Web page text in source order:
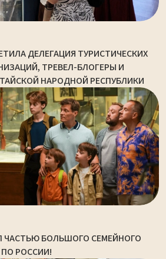
ДЕЛЕГАЦИЯ ТУРИСТИЧЕСКИХ
ТРЕВЕЛ-БЛОГЕРЫ И
НАРОДНОЙ РЕСПУБЛИКИ
ЧАСТЬЮ БОЛЬШОГО СЕМЕЙНОГО
РОССИИ!